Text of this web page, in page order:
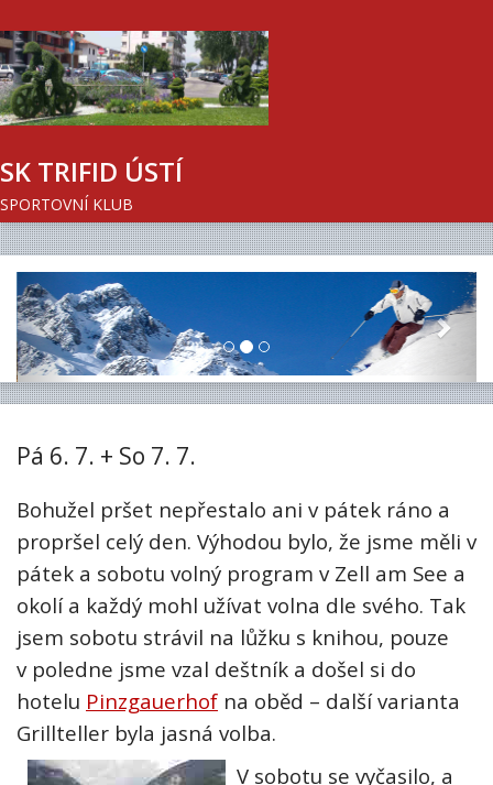
SK TRIFID ÚSTÍ
SPORTOVNÍ KLUB
Previous Next
Pá 6. 7. + So 7. 7.
Bohužel pršet nepřestalo ani v pátek ráno a
propršel celý den. Výhodou bylo, že jsme měli v
pátek a sobotu volný program v Zell am See a
okolí a každý mohl užívat volna dle svého. Tak
jsem sobotu strávil na lůžku s knihou, pouze
v poledne jsme vzal deštník a došel si do
hotelu Pinzgauerhof na oběd – další varianta
Grillteller byla jasná volba.
V sobotu se vyčasilo, a